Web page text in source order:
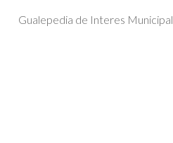
Gualepedia de Interes Municipal